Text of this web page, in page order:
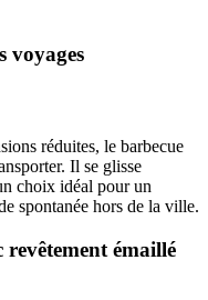
voyages
réduites, le barbecue
Il se glisse
choix idéal pour un
spontanée hors de la ville.
émaillé